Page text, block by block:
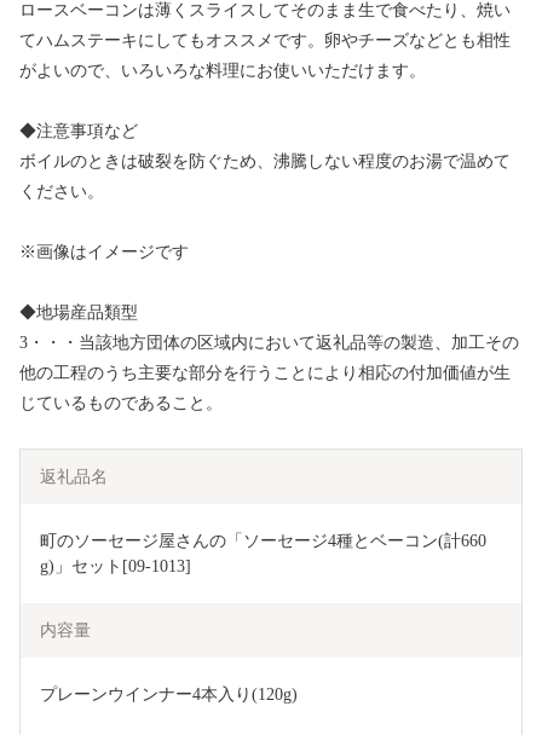
ロースベーコンは薄くスライスしてそのまま生で食べたり、焼い
てハムステーキにしてもオススメです。卵やチーズなどとも相性
がよいので、いろいろな料理にお使いいただけます。
◆注意事項など
ボイルのときは破裂を防ぐため、沸騰しない程度のお湯で温めて
ください。
※画像はイメージです
◆地場産品類型
3・・・当該地方団体の区域内において返礼品等の製造、加工その
他の工程のうち主要な部分を行うことにより相応の付加価値が生
じているものであること。
返礼品名
町のソーセージ屋さんの「ソーセージ4種とベーコン(計660
g)」セット[09-1013]
内容量
プレーンウインナー4本入り(120g)